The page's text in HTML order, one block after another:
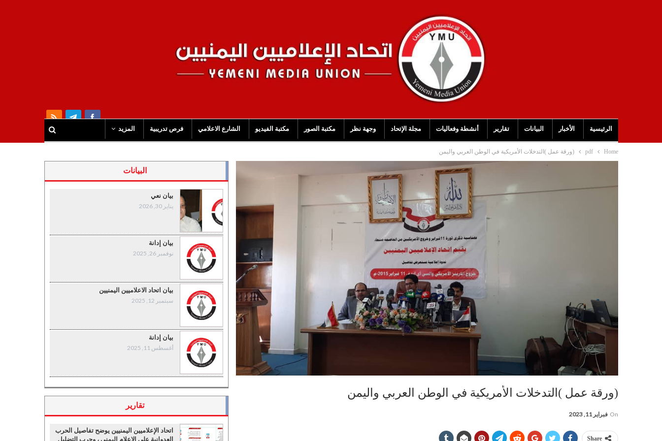
الرئيسية الأخبار البيانات تقارير أنشطة وفعاليات مجلة الإتحاد وجهة نظر مكتبة الصور مكتبة الفيديو الشارع الاعلامي فرص تدريبية المزيد
Home
pdf (ورقة عمل )التدخلات الأمريكية في الوطن العربي واليمن
(ورقة عمل )التدخلات الأمريكية في الوطن العربي واليمن
On فبراير 11, 2023
Share
البيانات
بيان نعي
يناير 30, 2026
بيان إدانة
نوفمبر 26, 2025
بيان اتحاد الاعلاميين اليمنيين
سبتمبر 12, 2025
بيان إدانة
أغسطس 11, 2025
تقارير
اتحاد الإعلاميين اليمنيين يوضح تفاصيل الحرب
العدوانية على الإعلام اليمني ، وحرب التضليل